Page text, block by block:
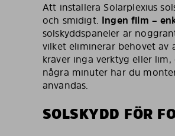
Att installera Solarplexius
och smidigt. Ingen film –
solskyddspaneler är
vilket eliminerar behovet av
kräver inga verktyg eller
några minuter har du
användas.
SOLSKYDD FÖR